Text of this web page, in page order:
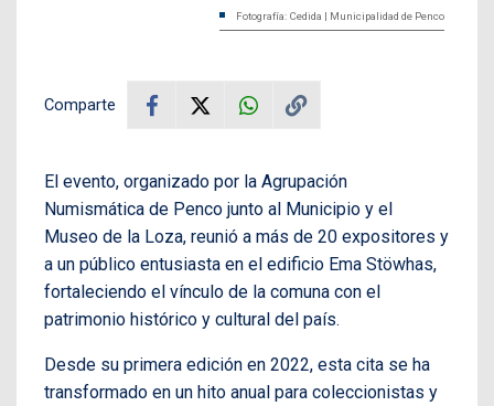
Fotografía: Cedida | Municipalidad de Penco
Comparte
El evento, organizado por la Agrupación
Numismática de Penco junto al Municipio y el
Museo de la Loza, reunió a más de 20 expositores y
a un público entusiasta en el edificio Ema Stöwhas,
fortaleciendo el vínculo de la comuna con el
patrimonio histórico y cultural del país.
Desde su primera edición en 2022, esta cita se ha
transformado en un hito anual para coleccionistas y